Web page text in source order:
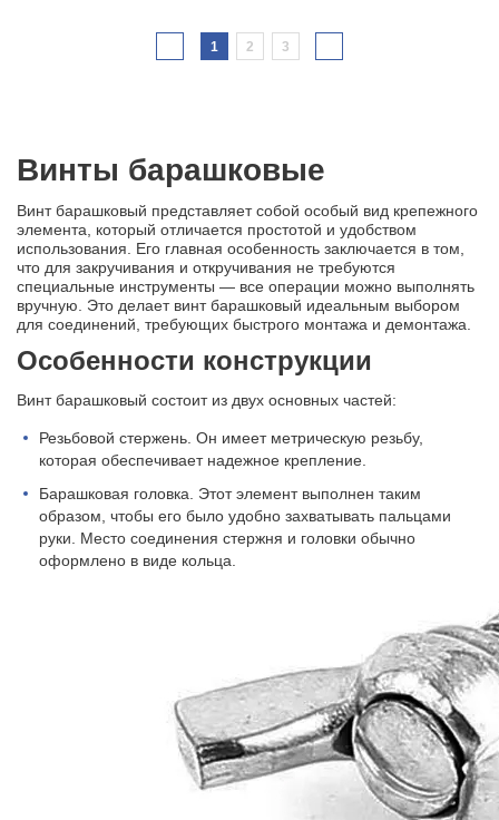
1 2 3
Винты барашковые
Винт барашковый представляет собой особый вид крепежного
элемента, который отличается простотой и удобством
использования. Его главная особенность заключается в том,
что для закручивания и откручивания не требуются
специальные инструменты — все операции можно выполнять
вручную. Это делает винт барашковый идеальным выбором
для соединений, требующих быстрого монтажа и демонтажа.
Особенности конструкции
Винт барашковый состоит из двух основных частей:
Резьбовой стержень. Он имеет метрическую резьбу,
которая обеспечивает надежное крепление.
Барашковая головка. Этот элемент выполнен таким
образом, чтобы его было удобно захватывать пальцами
руки. Место соединения стержня и головки обычно
оформлено в виде кольца.